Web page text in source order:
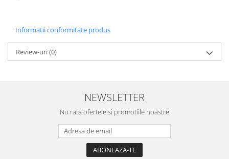
Informatii conformitate produs
Review-uri(0)
NEWSLETTER
Nu rata ofertele si promotiile noastre